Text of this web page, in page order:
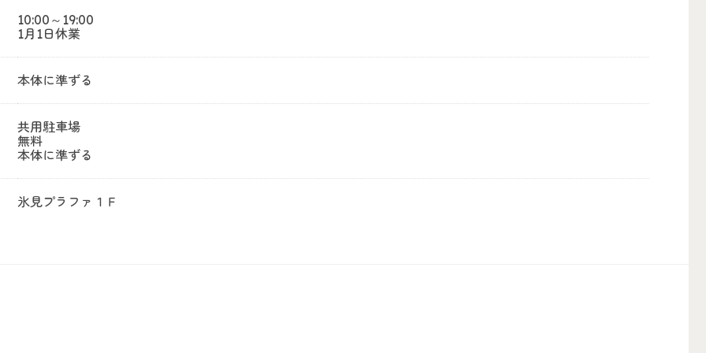
10:00～19:00
1月1日休業
本体に準ずる
共用駐車場
無料
本体に準ずる
氷見プラファ１Ｆ